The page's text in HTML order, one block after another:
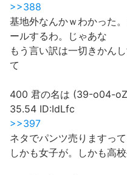
>>388
基地外なんかｗわかった
ールするわ。じゃあな
もう言い訳は一切きかん
て
400 君の名は (39-o04-
35.54 ID:IdLfc
>>397
ネタでパンツ売りますっ
しかも女子が。しかも高